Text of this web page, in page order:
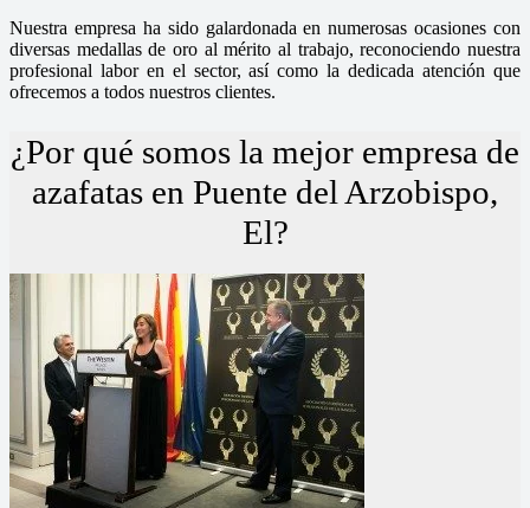
Nuestra empresa ha sido galardonada en numerosas ocasiones con
diversas medallas de oro al mérito al trabajo, reconociendo nuestra
profesional labor en el sector, así como la dedicada atención que
ofrecemos a todos nuestros clientes.
¿Por qué somos la mejor empresa de
azafatas en Puente del Arzobispo,
El?